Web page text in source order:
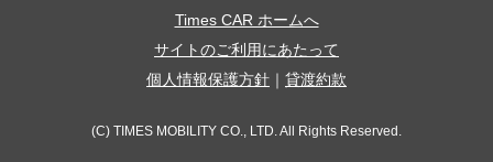
Times CAR ホームへ
サイトのご利用にあたって
個人情報保護方針
貸渡約款
(C) TIMES MOBILITY CO., LTD. All Rights Reserved.